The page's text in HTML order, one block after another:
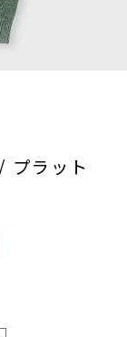
プラット